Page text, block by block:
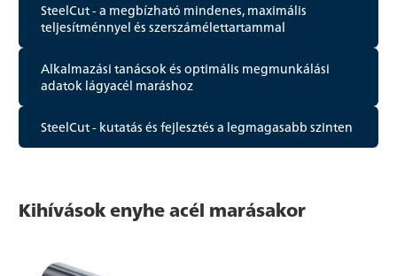
SteelCut - a megbízható mindenes, maximális
teljesítménnyel és szerszámélettartammal
Alkalmazási tanácsok és optimális megmunkálási
adatok lágyacél maráshoz
SteelCut - kutatás és fejlesztés a legmagasabb szinten
Kihívások enyhe acél marásakor